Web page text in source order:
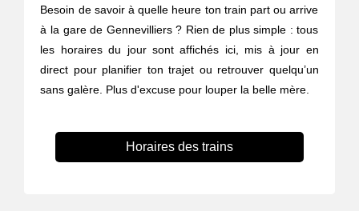
Besoin de savoir à quelle heure ton train part ou arrive
à la gare de Gennevilliers ? Rien de plus simple : tous
les horaires du jour sont affichés ici, mis à jour en
direct pour planifier ton trajet ou retrouver quelqu’un
sans galère. Plus d'excuse pour louper la belle mère.
Horaires des trains